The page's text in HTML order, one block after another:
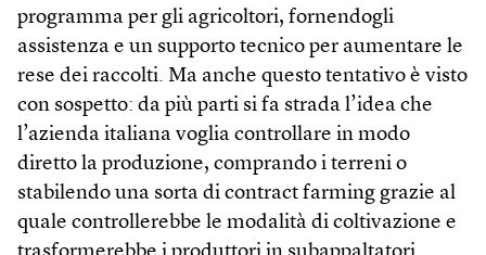
programma per gli agricoltori, fornendogli
assistenza e un supporto tecnico per aumentare le
rese dei raccolti. Ma anche questo tentativo è visto
con sospetto: da più parti si fa strada l’idea che
l’azienda italiana voglia controllare in modo
diretto la produzione, comprando i terreni o
stabilendo una sorta di contract farming grazie al
quale controllerebbe le modalità di coltivazione e